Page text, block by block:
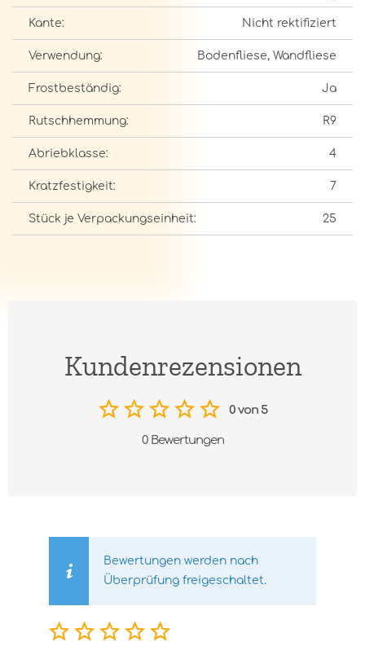
Kante: Nicht rektifiziert
Verwendung: Bodenfliese, Wandfliese
Frostbeständig: Ja
Rutschhemmung: R9
Abriebklasse: 4
Kratzfestigkeit: 7
Stück je Verpackungseinheit: 25
Kundenrezensionen
0 von 5
0 Bewertungen
Bewertungen werden nach
Überprüfung freigeschaltet.